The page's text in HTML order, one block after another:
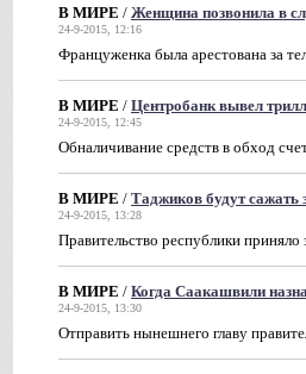
В МИРЕ / Женщина позвонила в
24-9-2015, 12:16
Француженка была арестована за
В МИРЕ / Центробанк вывел
24-9-2015, 12:45
Обналичивание средств в обход
В МИРЕ / Таджиков будут сажать
24-9-2015, 13:28
Правительство республики
В МИРЕ / Когда Саакашвили
24-9-2015, 13:30
Отправить нынешнего главу